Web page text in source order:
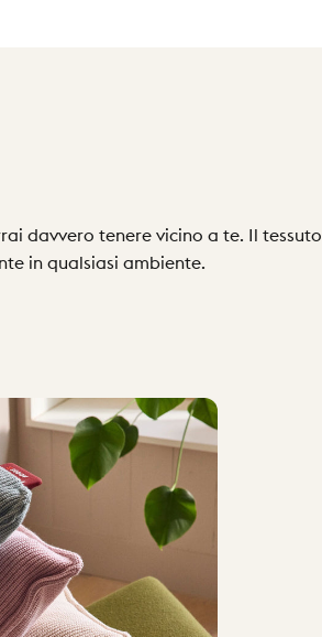
davvero tenere vicino a te. Il tessuto
in qualsiasi ambiente.